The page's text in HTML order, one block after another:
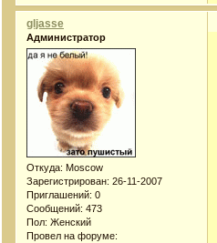
gljasse
Администратор
Откуда: Moscow
Зарегистрирован: 26-11-2007
Приглашений: 0
Сообщений: 473
Пол: Женский
Провел на форуме: